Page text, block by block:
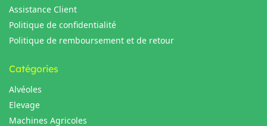
Assistance Client
Politique de confidentialité
Politique de remboursement et de retour
Catégories
Alvéoles
Elevage
Machines Agricoles